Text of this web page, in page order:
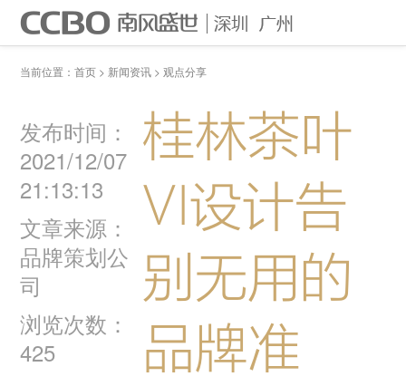
当前位置：首页 > 新闻资讯 >观点分享
发布时间：
2021/12/07
21:13:13
文章来源：
品牌策划公
司
浏览次数：
425
桂林茶叶
VI设计告
别无用的
品牌准